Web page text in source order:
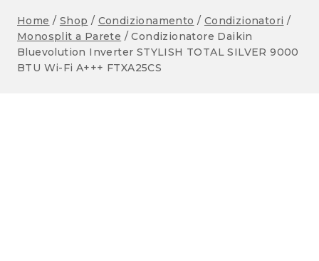
Home / Shop / Condizionamento / Condizionatori /
Monosplit a Parete / Condizionatore Daikin
Bluevolution Inverter STYLISH TOTAL SILVER 9000
BTU Wi-Fi A+++ FTXA25CS